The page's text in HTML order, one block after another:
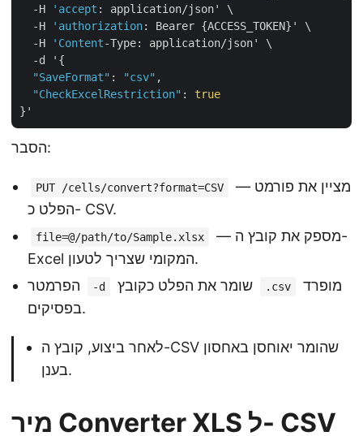
  -H
'accept : application/json' \
  -H
'authorization: Bearer {ACCESS_TOKEN}' \
  -H
'Content-Type: application/json' \
  -d '{
"SaveFormat" : "csv" ,
"CheckExcelRestriction" : true
הסבר:
PUT /cells/convert?format=CSV
— מציין את פורמט
הפלט כ- CSV.
file=@/path/to/Sample.xlsx
— מספק את קובץ ה-
Excel המקומי שצריך לטעון.
-d .csv
בפסיקים.
לאחר ביצוע, קובץ ה-CSV שהומר יאוחסן באחסון
בענן.
מיר Converter XLS ל- CSV